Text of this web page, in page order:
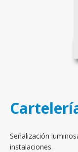
Señalización
instalaciones.